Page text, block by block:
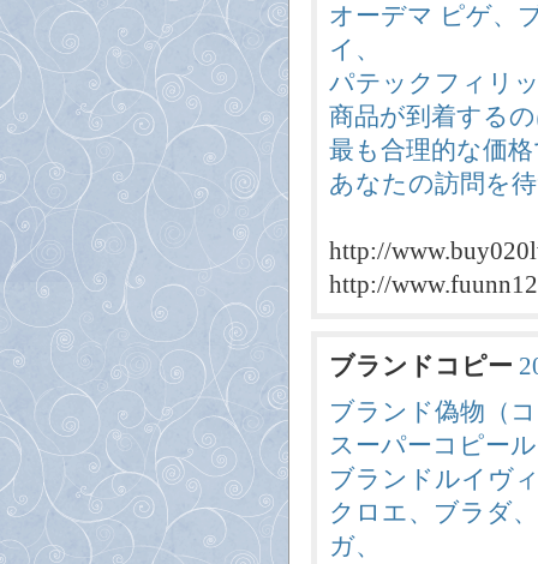
オーデマ ピゲ、
イ、
パテックフィリ
商品が到着する
最も合理的な価
あなたの訪問
http://
http://
ブランドコピー
ブランド偽物（
スーパーコピー
ブランドルイヴ
クロエ、ブラダ
ガ、